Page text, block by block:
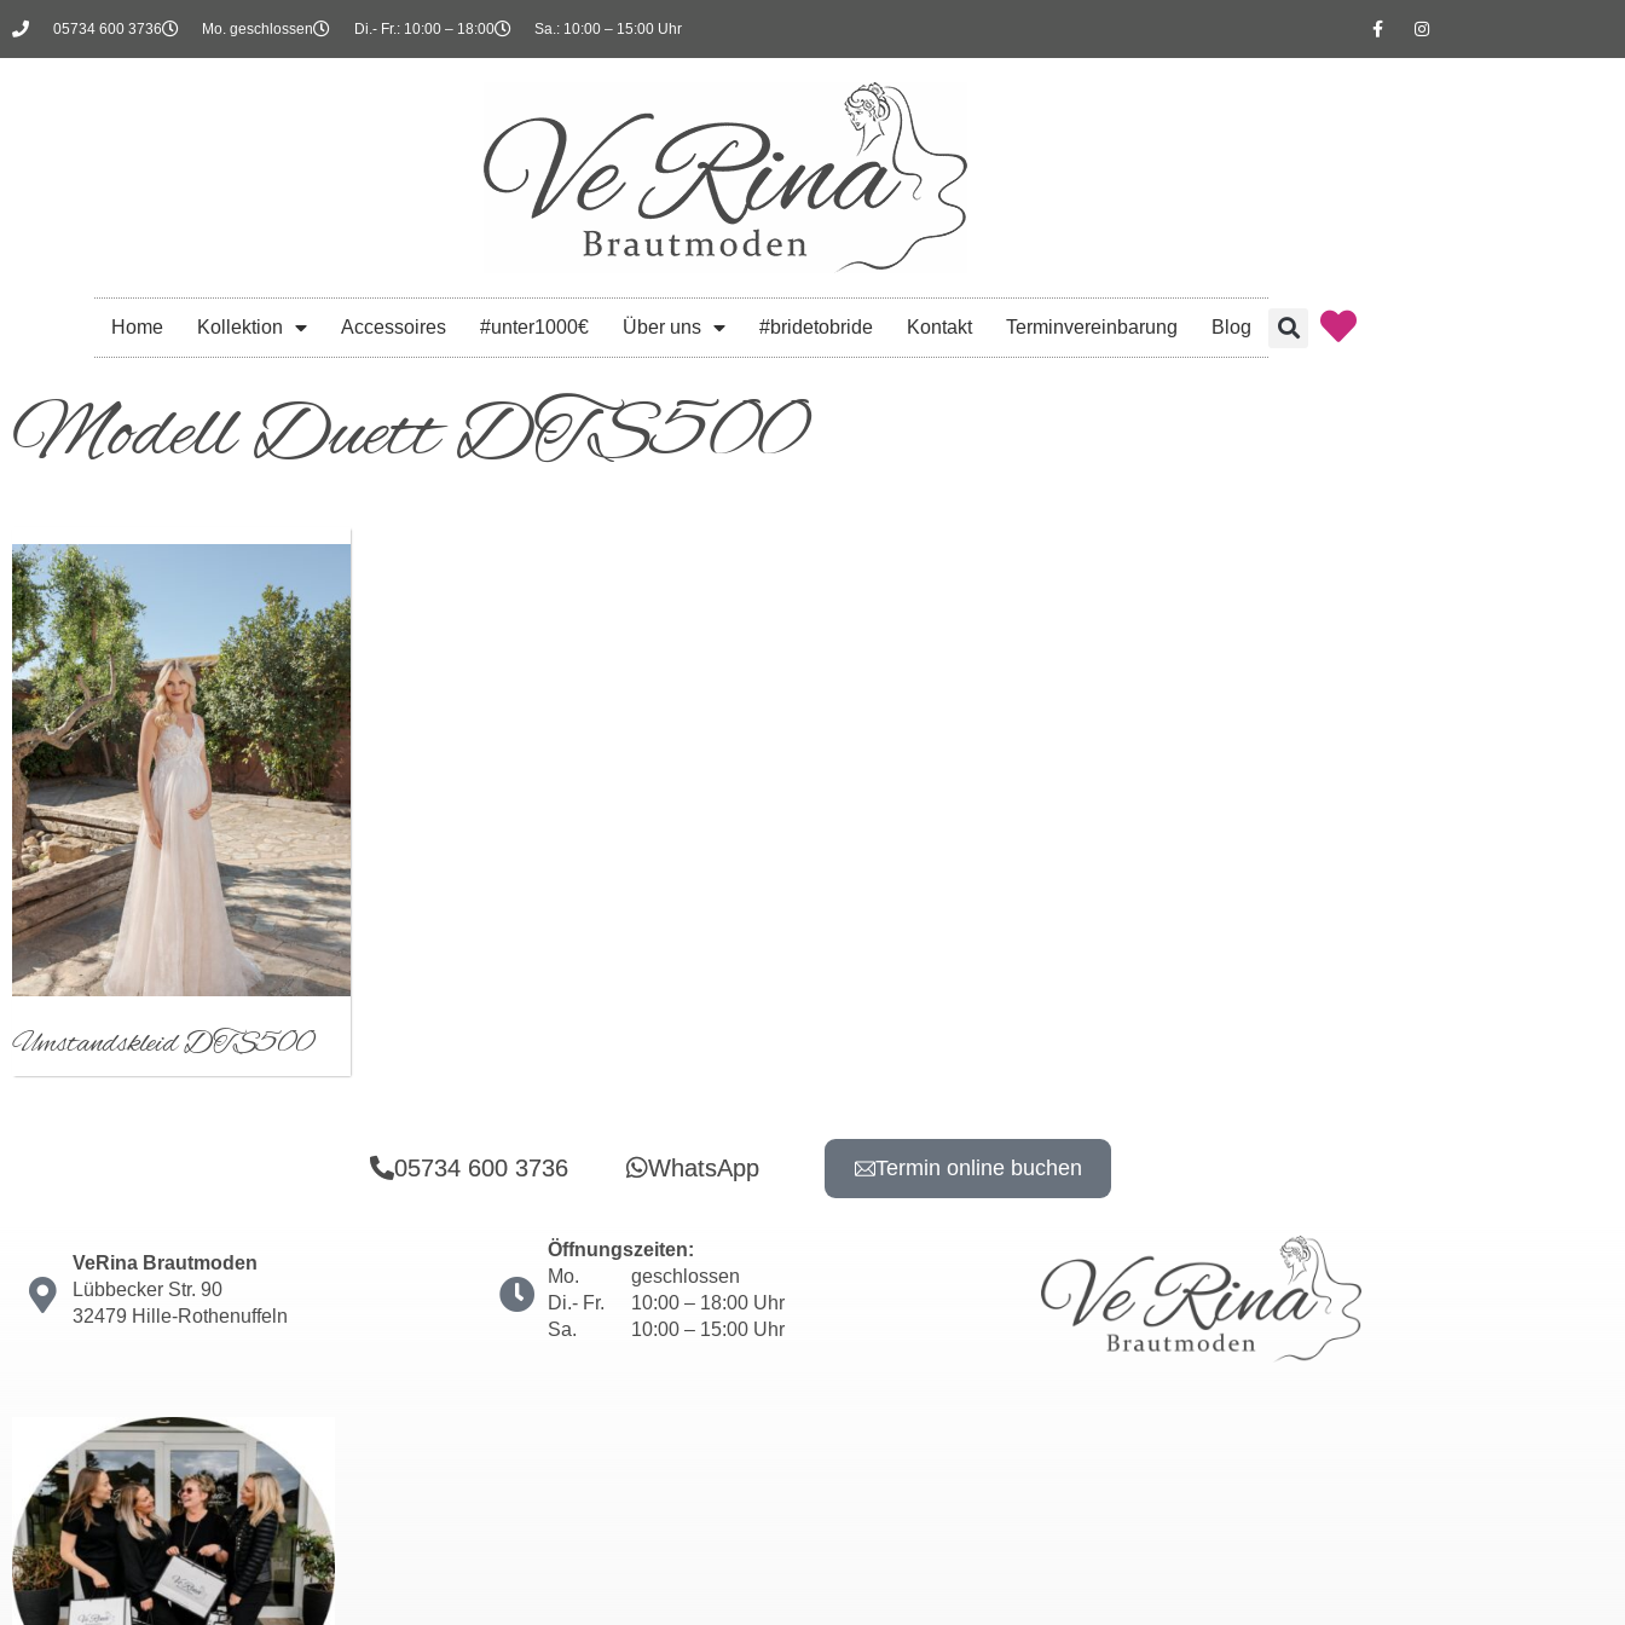
05734 600 3736 Mo. geschlossen Di.- Fr.: 10:00 – 18:00 Sa.: 10:00 – 15:00 Uhr
Home Kollektion Accessoires #unter1000€ Über uns #bridetobride Kontakt Terminvereinbarung Blog
Modell Duett DTS500
Umstandskleid DTS500
05734 600 3736 WhatsApp Termin online buchen
VeRina Brautmoden
Lübbecker Str. 90
32479 Hille-Rothenuffeln
Öffnungszeiten:
Mo.
geschlossen
Di.- Fr.
10:00 – 18:00 Uhr
Sa.
10:00 – 15:00 Uhr